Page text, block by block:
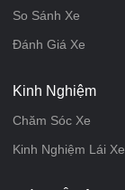
So Sánh Xe
Đánh Giá Xe
Kinh Nghiệm
Chăm Sóc Xe
Kinh Nghiệm Lái Xe